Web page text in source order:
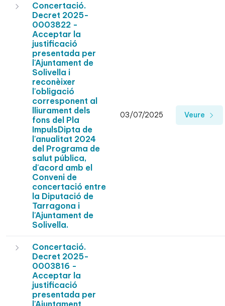
Concertació.
Decret 2025-
0003822 -
Acceptar la
justificació
presentada per
l'Ajuntament de
Solivella i
reconèixer
l'obligació
corresponent al
lliurament dels
fons del Pla
ImpulsDipta de
l'anualitat 2024
del Programa de
salut pública,
d'acord amb el
Conveni de
concertació entre
la Diputació de
Tarragona i
l'Ajuntament de
Solivella.
03/07/2025 Veure
Concertació.
Decret 2025-
0003816 -
Acceptar la
justificació
presentada per